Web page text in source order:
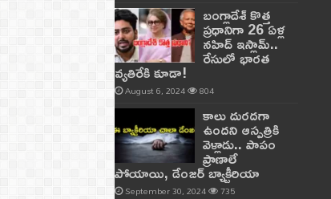
బంగ్లాదేశ్ కొత్త
ప్రధానిగా 26 ఏళ్ల
నహిద్ ఇస్లామ్..
రేసులో భారత
వ్యతిరేకి కూడా!
August 6, 2024 804
కాలు దురదగా
ఉందని ఆస్పత్రికి
వెళ్లాడు.. పాపం
ప్రాణాలే
పోయాయి, డేంజర్ బ్యాక్టీరియా
September 30, 2024 735